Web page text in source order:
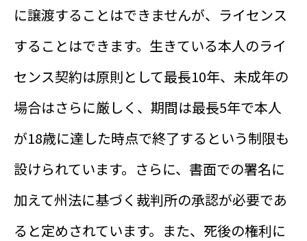
に譲渡することはできませんが、ライセンス
することはできます。生きている本人のライ
センス契約は原則として最長10年、未成年の
場合はさらに厳しく、期間は最長5年で本人
が18歳に達した時点で終了するという制限も
設けられています。さらに、書面での署名に
加えて州法に基づく裁判所の承認が必要であ
ると定めされています。また、死後の権利に